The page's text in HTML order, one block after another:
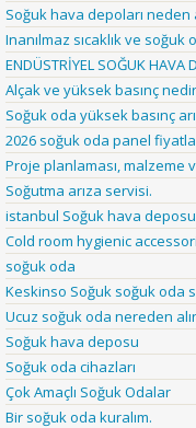
Soğuk hava depoları neden
Inanılmaz sıcaklık ve soğuk
ENDÜSTRİYEL SOĞUK HAVA
Alçak ve yüksek basınç
Soğuk oda yüksek basınç
2026 soğuk oda panel
Proje planlaması, malzeme
Soğutma arıza servisi.
istanbul Soğuk hava
Cold room hygienic
soğuk oda
Keskinso Soğuk soğuk oda
Ucuz soğuk oda nereden
Soğuk hava deposu
Soğuk oda cihazları
Çok Amaçlı Soğuk Odalar
Bir soğuk oda kuralım.